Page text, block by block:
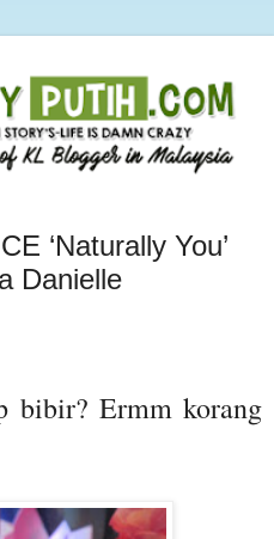
‘Naturally You’
Danielle
bibir? Ermm korang